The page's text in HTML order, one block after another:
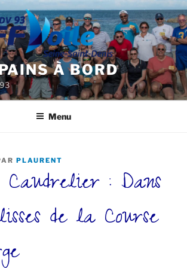
À BORD
Menu
PLAURENT
Caudrelier : Dans
de la Course